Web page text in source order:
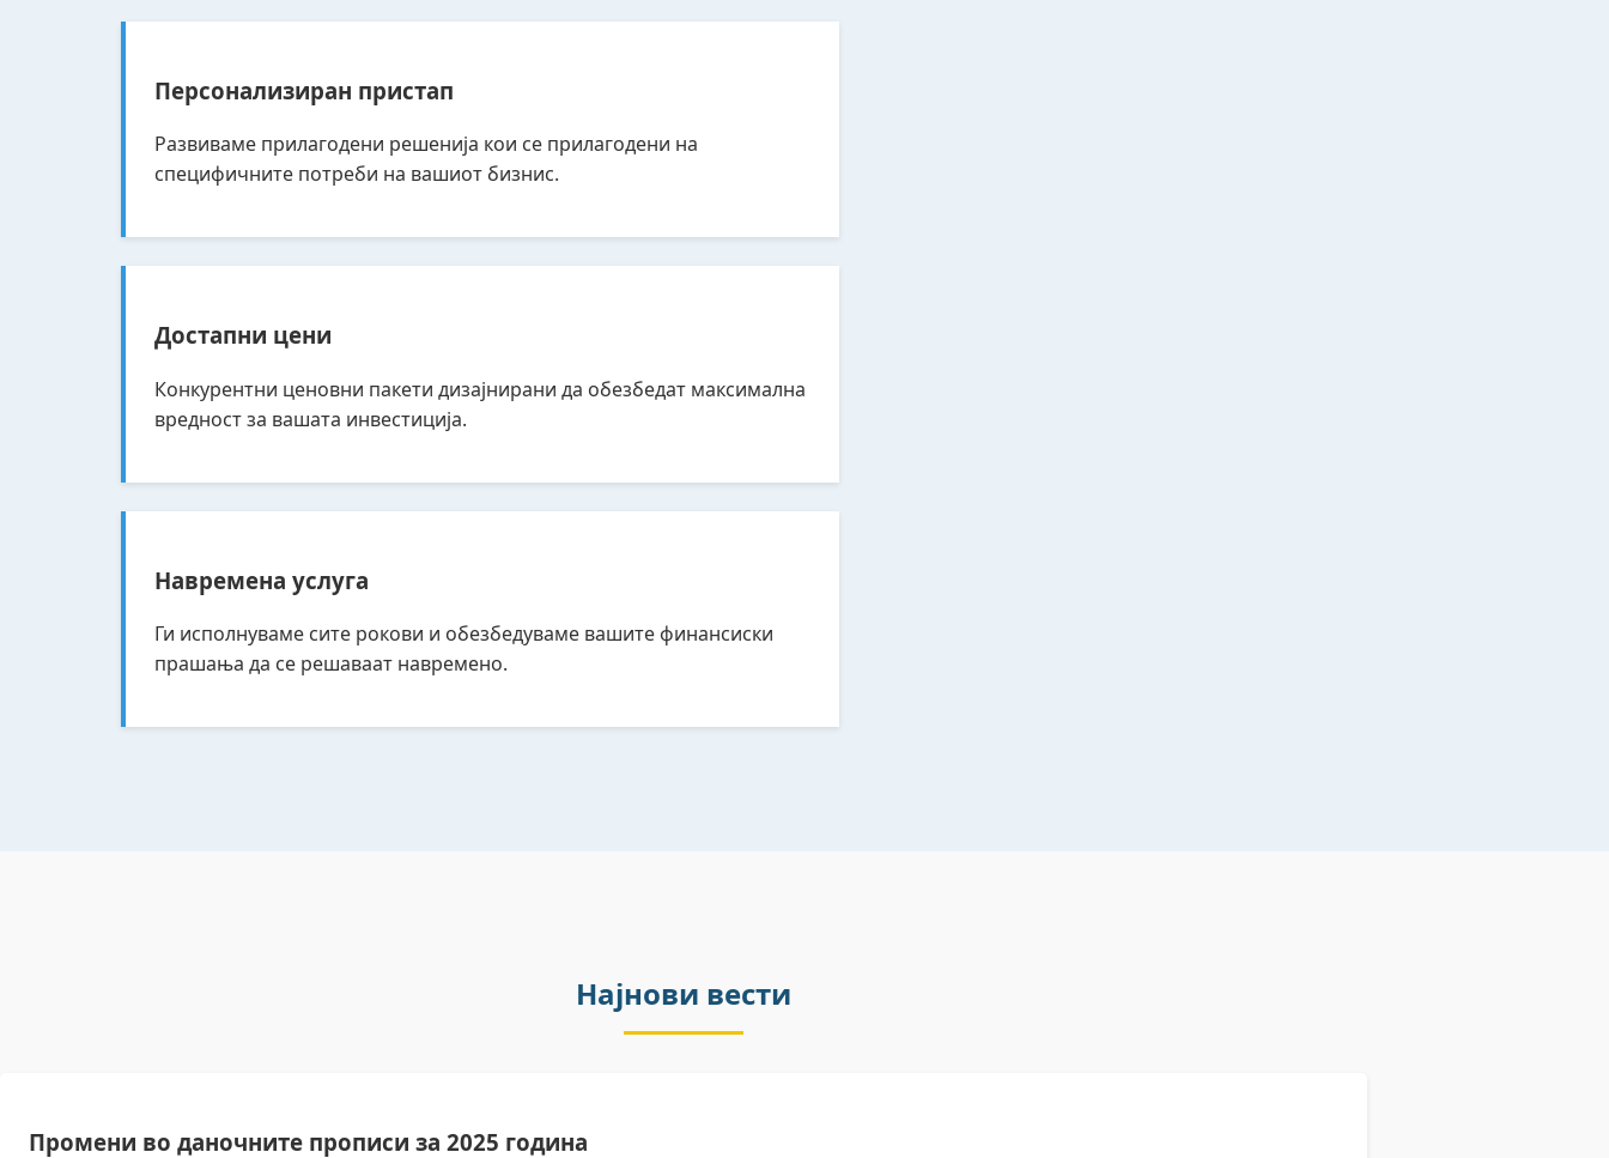
Персонализиран пристап
Развиваме прилагодени решенија кои се прилагодени на
специфичните потреби на вашиот бизнис.
Достапни цени
Конкурентни ценовни пакети дизајнирани да обезбедат максимална
вредност за вашата инвестиција.
Навремена услуга
Ги исполнуваме сите рокови и обезбедуваме вашите финансиски
прашања да се решаваат навремено.
Најнови вести
Промени во даночните прописи за 2025 година